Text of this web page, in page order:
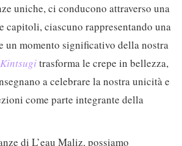
uniche, ci conducono attraverso una
capitoli, ciascuno rappresentando una
un momento significativo della nostra
Kintsugitrasforma le crepe in bellezza,
a celebrare la nostra unicità e
come parte integrante della
di L’eau Maliz, possiamo